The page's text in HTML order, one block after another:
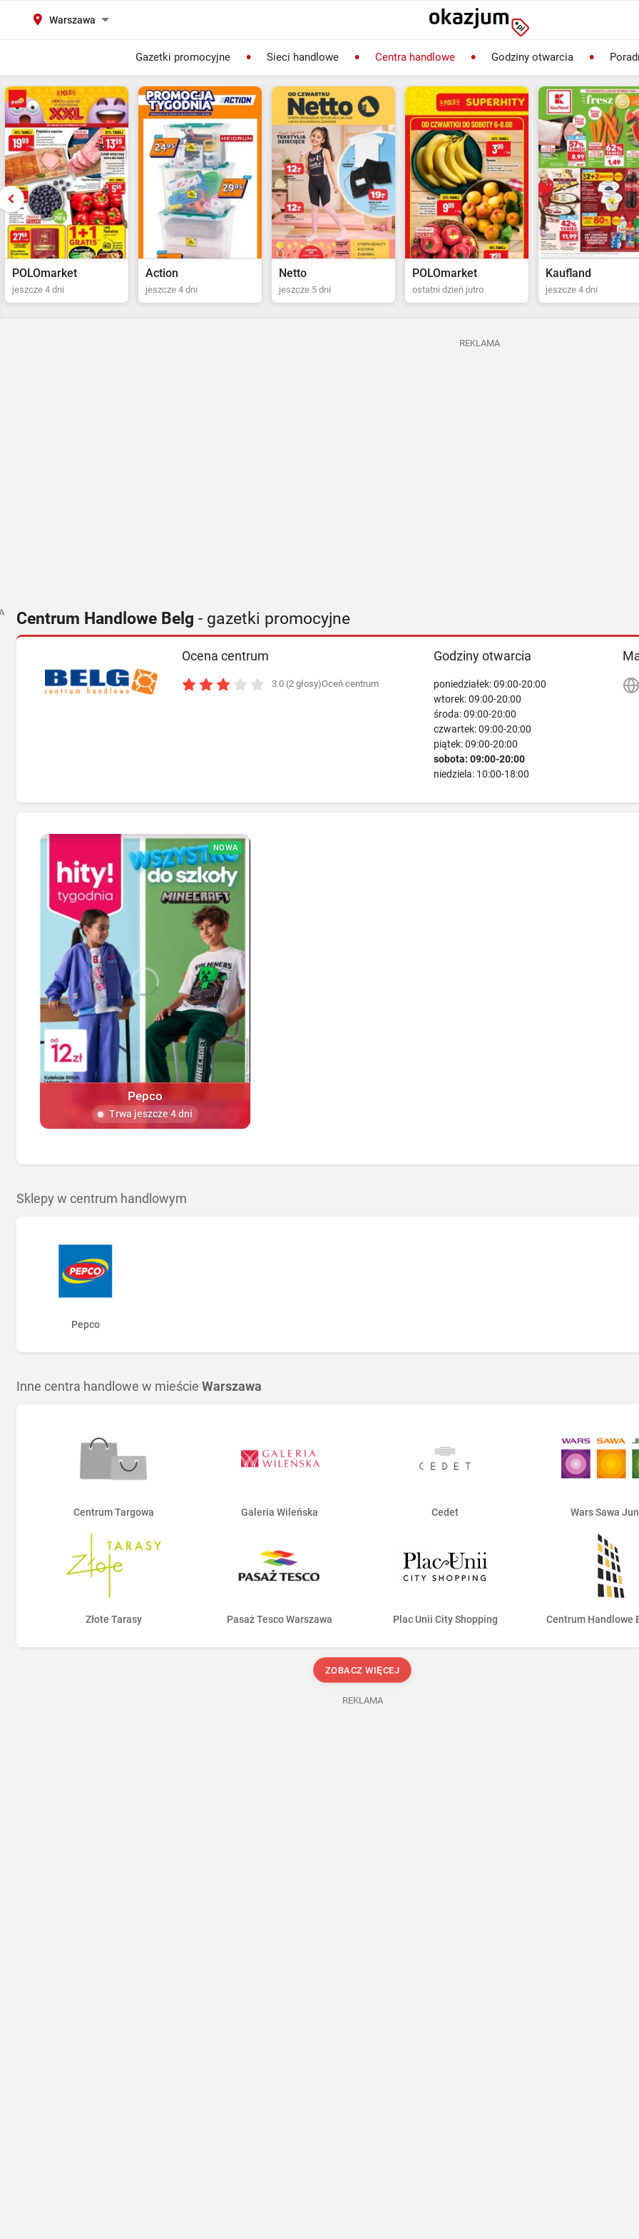
Warszawa
Gazetki promocyjne Sieci handlowe Centra handlowe Godziny otwarcia
Action
jeszcze 4 dni
Netto
jeszcze 5 dni
POLOmarket
ostatni dzień jutro
Kaufland
jeszcze 4 dni
Biedronka
ostatni dzień jutro
REKLAMA
Centrum Handlowe Belg - gazetki promocyjne
Ocena centrum
3.0 (2 głosy)Oceń centrum
Godziny otwarcia
poniedziałek: 09:00-20:00
wtorek: 09:00-20:00
środa: 09:00-20:00
czwartek: 09:00-20:00
piątek: 09:00-20:00
sobota: 09:00-20:00
niedziela: 10:00-18:00
NOWA
Pepco
Trwa jeszcze 4 dni
Sklepy w centrum handlowym
Pepco
Inne centra handlowe w mieście Warszawa
Centrum Targowa Galeria Wileńska Cedet Wars Sawa
Złote Tarasy Pasaż Tesco Warszawa Plac Unii City Shopping Centrum Handlowe
ZOBACZ WIĘCEJ
REKLAMA